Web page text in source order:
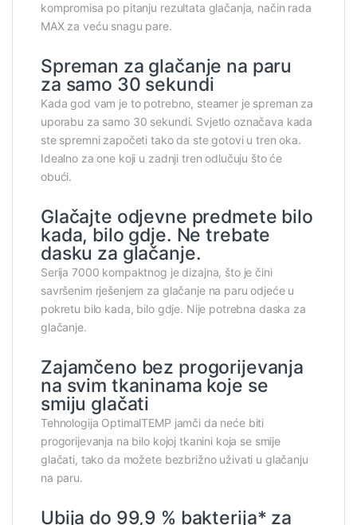
kompromisa po pitanju rezultata glačanja, način rada
MAX za veću snagu pare.
Spreman za glačanje na paru
za samo 30 sekundi
Kada god vam je to potrebno, steamer je spreman za
uporabu za samo 30 sekundi. Svjetlo označava kada
ste spremni započeti tako da ste gotovi u tren oka.
Idealno za one koji u zadnji tren odlučuju što će
obući.
Glačajte odjevne predmete bilo
kada, bilo gdje. Ne trebate
dasku za glačanje.
Serija 7000 kompaktnog je dizajna, što je čini
savršenim rješenjem za glačanje na paru odjeće u
pokretu bilo kada, bilo gdje. Nije potrebna daska za
glačanje.
Zajamčeno bez progorijevanja
na svim tkaninama koje se
smiju glačati
Tehnologija OptimalTEMP jamči da neće biti
progorijevanja na bilo kojoj tkanini koja se smije
glačati, tako da možete bezbrižno uživati u glačanju
na paru.
Ubija do 99,9 % bakterija* za